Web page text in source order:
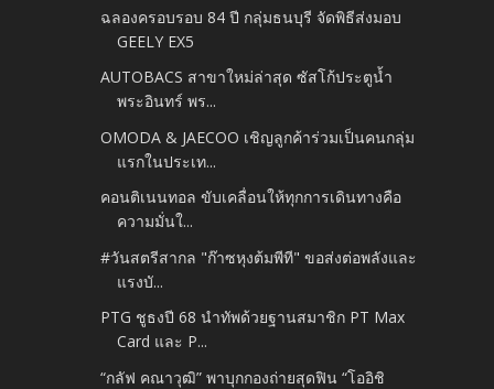
ฉลองครอบรอบ 84 ปี กลุ่มธนบุรี จัดพิธีส่งมอบ
GEELY EX5
AUTOBACS สาขาใหม่ล่าสุด ซัสโก้ประตูน้ำ
พระอินทร์ พร...
OMODA & JAECOO เชิญลูกค้าร่วมเป็นคนกลุ่ม
แรกในประเท...
คอนติเนนทอล ขับเคลื่อนให้ทุกการเดินทางคือ
ความมั่นใ...
#วันสตรีสากล "ก๊าซหุงต้มพีที" ขอส่งต่อพลังและ
แรงบั...
PTG ชูธงปี 68 นำทัพด้วยฐานสมาชิก PT Max
Card และ P...
“กลัฟ คณาวุฒิ” พาบุกกองถ่ายสุดฟิน “โออิชิ